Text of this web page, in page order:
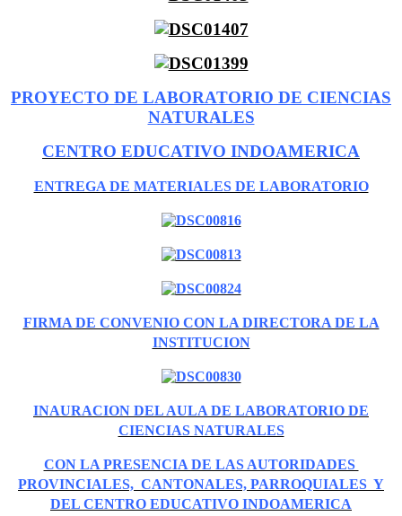
PROYECTO DE LABORATORIO DE CIENCIAS
NATURALES
CENTRO EDUCATIVO INDOAMERICA
ENTREGA DE MATERIALES DE LABORATORIO
FIRMA DE CONVENIO CON LA DIRECTORA DE LA
INSTITUCION
INAURACION DEL AULA DE LABORATORIO DE
CIENCIAS NATURALES
CON LA PRESENCIA DE LAS AUTORIDADES
PROVINCIALES, CANTONALES, PARROQUIALES Y
DEL CENTRO EDUCATIVO INDOAMERICA